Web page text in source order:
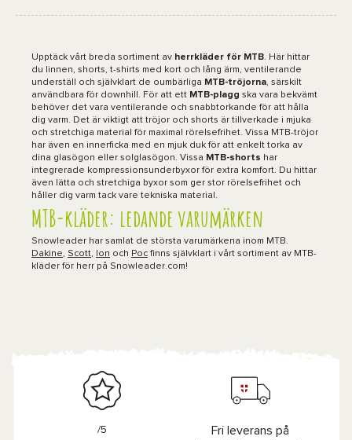
Upptäck vårt breda sortiment av herrkläder för MTB. Här hittar
du linnen, shorts, t-shirts med kort och lång ärm, ventilerande
underställ och självklart de oumbärliga MTB-tröjorna, särskilt
användbara för downhill. För att ett MTB-plagg ska vara bekvämt
behöver det vara ventilerande och snabbtorkande för att hålla
dig varm. Det är viktigt att tröjor och shorts är tillverkade i mjuka
och stretchiga material för maximal rörelsefrihet. Vissa MTB-tröjor
har även en innerficka med en mjuk duk för att enkelt torka av
dina glasögon eller solglasögon. Vissa MTB-shorts har
integrerade kompressionsunderbyxor för extra komfort. Du hittar
även lätta och stretchiga byxor som ger stor rörelsefrihet och
håller dig varm tack vare tekniska material.
MTB-kläder: ledande varumärken
Snowleader har samlat de största varumärkena inom MTB.
Dakine, Scott, Ion och Poc finns självklart i vårt sortiment av MTB-
kläder för herr på Snowleader.com!
/5
Fri leverans på